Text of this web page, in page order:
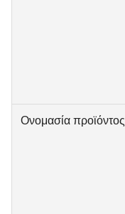
Ονομασία προϊόντος